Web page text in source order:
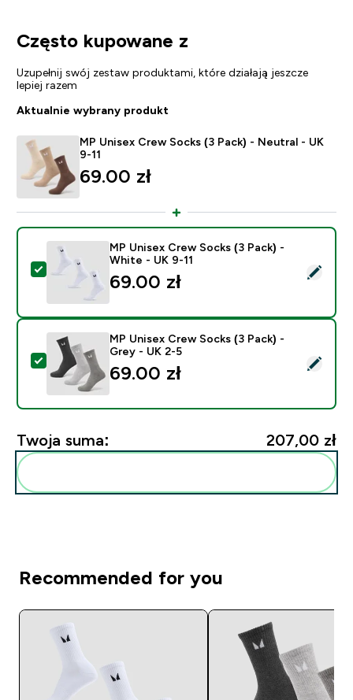
Często kupowane z
Uzupełnij swój zestaw produktami, które działają jeszcze
lepiej razem
Aktualnie wybrany produkt
MP Unisex Crew Socks (3 Pack) - Neutral - UK
9-11
69.00 zł‎
Wybierz ten produkt - MP Unisex Crew Socks (3
MP Unisex Crew Socks (3 Pack) -
White - UK 9-11
69.00 zł‎
Wybierz ten produkt - MP Unisex Crew Socks (3
MP Unisex Crew Socks (3 Pack) -
Grey - UK 2-5
69.00 zł‎
Twoja suma: 207,00 zł‎
Recommended for you